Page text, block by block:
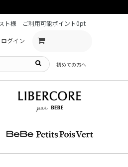
ト様
ご利用可能ポイント0pt
ログイン
初めての方へ